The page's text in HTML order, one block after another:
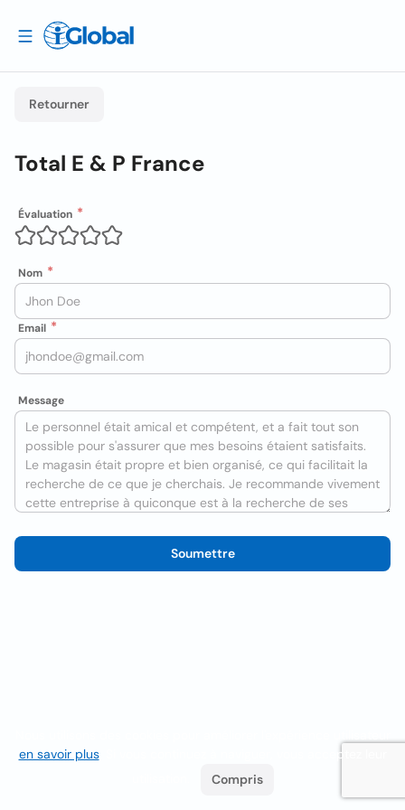
Retourner
Total E & P France
Évaluation
Nom
Email
Message
Soumettre
en savoir plus. Si vous continuez à naviguer, vous acceptez leur
Compris